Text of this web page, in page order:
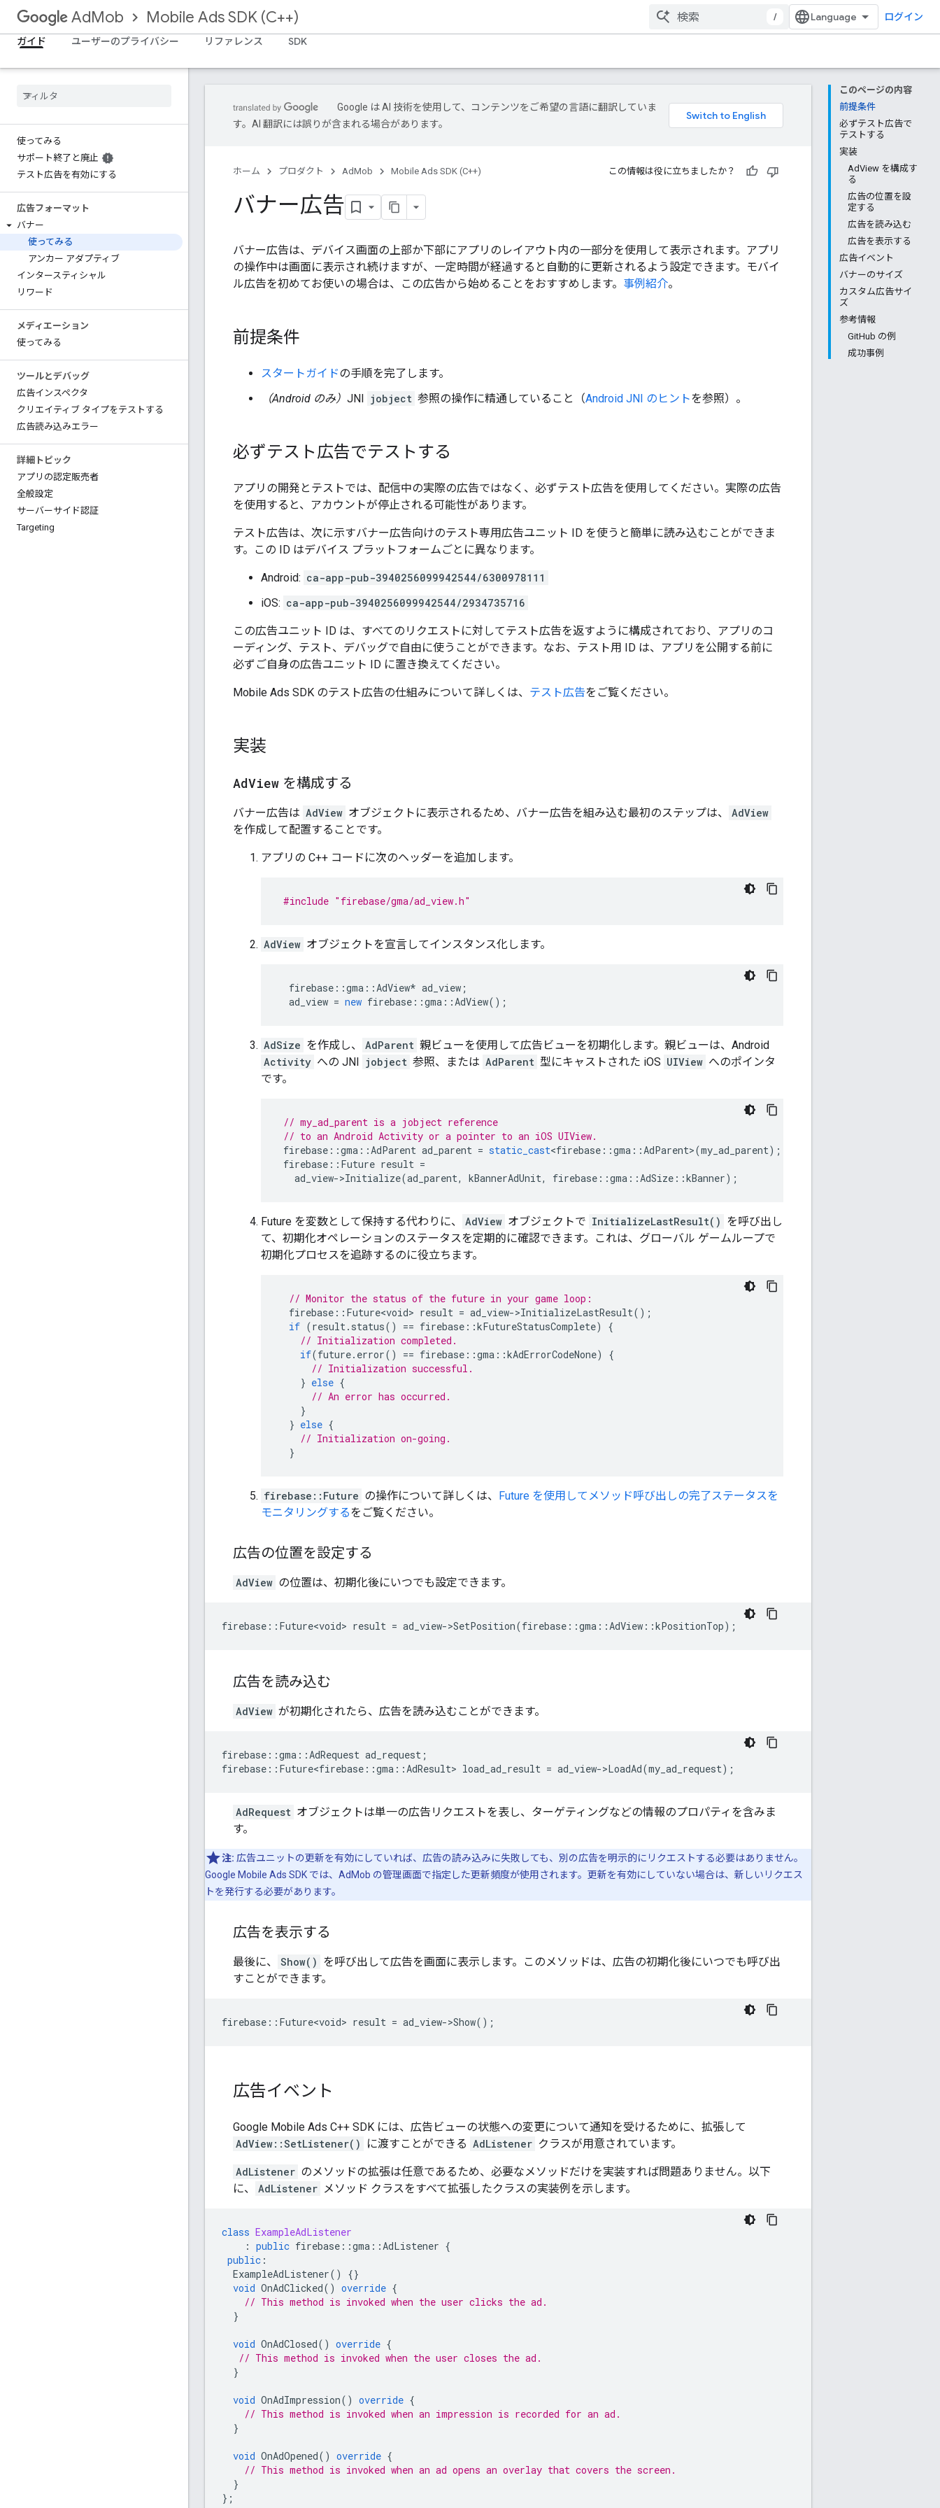
AdMob Mobile Ads SDK (C++) / ログイン
ガイド ユーザーのプライバシー リファレンス SDK
使ってみる
サポート終了と廃止
テスト広告を有効にする
広告フォーマット
バナー
使ってみる
アンカー アダプティブ
インタースティシャル
リワード
メディエーション
使ってみる
ツールとデバッグ
広告インスペクタ
クリエイティブ タイプをテストする
広告読み込みエラー
詳細トピック
アプリの認定販売者
全般設定
サーバーサイド認証
Targeting
このページの内容
前提条件
必ずテスト広告で
テストする
実装
AdView を構成す
る
広告の位置を設
定する
広告を読み込む
広告を表示する
広告イベント
バナーのサイズ
カスタム広告サイ
ズ
参考情報
GitHub の例
成功事例
Google は AI 技術を使用して、コンテンツをご希望の言語に翻訳していま
す。AI 翻訳には誤りが含まれる場合があります。
ホーム プロダクト AdMob Mobile Ads SDK (C++) この情報は役に立ちましたか？
バナー広告
バナー広告は、デバイス画面の上部か下部にアプリのレイアウト内の一部分を使用して表示されます。アプリ
の操作中は画面に表示され続けますが、一定時間が経過すると自動的に更新されるよう設定できます。モバイ
ル広告を初めてお使いの場合は、この広告から始めることをおすすめします。 事例紹介。
前提条件
スタートガイドの手順を完了します。
（Android のみ） JNI jobject 参照の操作に精通していること（Android JNI のヒントを参照）。
必ずテスト広告でテストする
アプリの開発とテストでは、配信中の実際の広告ではなく、必ずテスト広告を使用してください。実際の広告
を使用すると、アカウントが停止される可能性があります。
テスト広告は、次に示すバナー広告向けのテスト専用広告ユニット ID を使うと簡単に読み込むことができま
す。この ID はデバイス プラットフォームごとに異なります。
Android: ca-app-pub-3940256099942544/6300978111
iOS: ca-app-pub-3940256099942544/2934735716
この広告ユニット ID は、すべてのリクエストに対してテスト広告を返すように構成されており、アプリのコ
ーディング、テスト、デバッグで自由に使うことができます。なお、テスト用 ID は、アプリを公開する前に
必ずご自身の広告ユニット ID に置き換えてください。
Mobile Ads SDK のテスト広告の仕組みについて詳しくは、 テスト広告をご覧ください。
実装
AdView を構成する
バナー広告は AdView オブジェクトに表示されるため、バナー広告を組み込む最初のステップは、
AdView
を作成して配置することです。
アプリの C++ コードに次のヘッダーを追加します。
#include "firebase/gma/ad_view.h"
AdView オブジェクトを宣言してインスタンス化します。
firebase ::gma ::AdView* ad_view ;
ad_view = new firebase ::gma ::AdView();
AdSize を作成し、 AdParent 親ビューを使用して広告ビューを初期化します。親ビューは、Android
Activity への JNI jobject 参照、または AdParent 型にキャストされた iOS UIView へのポインタ
です。
// my_ad_parent is a jobject reference
// to an Android Activity or a pointer to an iOS UIView.
firebase ::gma ::AdParent ad_parent = static_cast<firebase ::gma ::AdParent>(my_ad_parent);
firebase :: Future result =
ad_view->Initialize(ad_parent, kBannerAdUnit, firebase ::gma ::AdSize ::kBanner);
Future を変数として保持する代わりに、 AdView オブジェクトで InitializeLastResult() を呼び出し
て、初期化オペレーションのステータスを定期的に確認できます。これは、グローバル ゲームループで
初期化プロセスを追跡するのに役立ちます。
// Monitor the status of the future in your game loop:
firebase :: Future<void> result = ad_view->InitializeLastResult();
if (result. status() == firebase ::kFutureStatusComplete)
{
// Initialization completed.
if(future. error() == firebase ::gma ::kAdErrorCodeNone)
{
// Initialization successful.
} else {
// An error has occurred.
}
} else {
// Initialization on-going.
}
firebase::Future の操作について詳しくは、 Future を使用してメソッド呼び出しの完了ステータスを
モニタリングするをご覧ください。
広告の位置を設定する
AdView の位置は、初期化後にいつでも設定できます。
firebase :: Future<void> result = ad_view->SetPosition(firebase ::gma ::AdView ::kPositionTop);
広告を読み込む
AdView が初期化されたら、広告を読み込むことができます。
firebase ::gma ::AdRequest ad_request ;
firebase :: Future<firebase ::gma ::AdResult> load_ad_result = ad_view->LoadAd(my_ad_request);
AdRequest オブジェクトは単一の広告リクエストを表し、ターゲティングなどの情報のプロパティを含みま
す。
注: 広告ユニットの更新を有効にしていれば、広告の読み込みに失敗しても、別の広告を明示的にリクエストする必要はありません。
Google Mobile Ads SDK では、AdMob の管理画面で指定した更新頻度が使用されます。更新を有効にしていない場合は、新しいリクエス
トを発行する必要があります。
広告を表示する
最後に、 Show() を呼び出して広告を画面に表示します。このメソッドは、広告の初期化後にいつでも呼び出
すことができます。
firebase :: Future<void> result = ad_view->Show();
広告イベント
Google Mobile Ads C++ SDK には、広告ビューの状態への変更について通知を受けるために、拡張して
AdView::SetListener()
に渡すことができる AdListener クラスが用意されています。
AdListener のメソッドの拡張は任意であるため、必要なメソッドだけを実装すれば問題ありません。以下
に、
AdListener メソッド クラスをすべて拡張したクラスの実装例を示します。
class ExampleAdListener
: public firebase ::gma ::AdListener {
public :
ExampleAdListener()
{}
void OnAdClicked() override {
// This method is invoked when the user clicks the ad.
}
void OnAdClosed() override {
// This method is invoked when the user closes the ad.
}
void OnAdImpression() override {
// This method is invoked when an impression is recorded for an ad.
}
void OnAdOpened() override {
// This method is invoked when an ad opens an overlay that covers the screen.
}
};